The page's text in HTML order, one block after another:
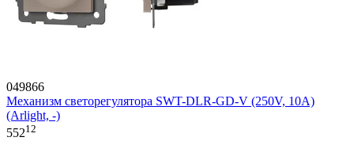
049866
Механизм светорегулятора SWT-DLR-GD-V (250V, 10A)
(Arlight, -)
55212